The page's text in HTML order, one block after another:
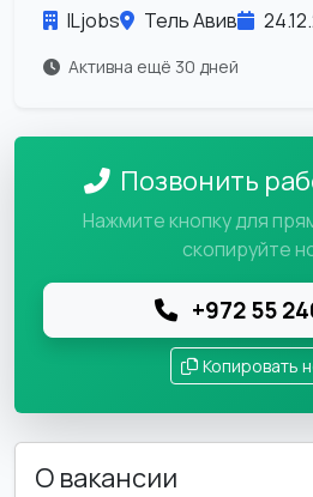
ILjobs Тель Авив
Активна ещё 30 дней
Позвонить
Нажмите кнопку для
скопируйте
+972 55
Копировать
О вакансии